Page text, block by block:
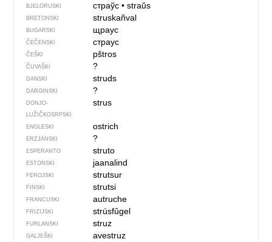
BJELORUSKI страўс• straŭs
BRETONSKI struskañval
BUGARSKI щраус
ČEČENSKI страус
ČEŠKI pštros
ČUVAŠKI ?
DANSKI struds
DARGINSKI ?
DONJO­
LUŽIČKOSRPSKI
strus
ENGLESKI ostrich
ERZJANSKI ?
ESPERANTO struto
ESTONSKI jaanalind
FEROJSKI strutsur
FINSKI strutsi
FRANCUSKI autruche
FRIZIJSKI strúsfûgel
FURLANSKI struz
GALJEŠKI avestruz